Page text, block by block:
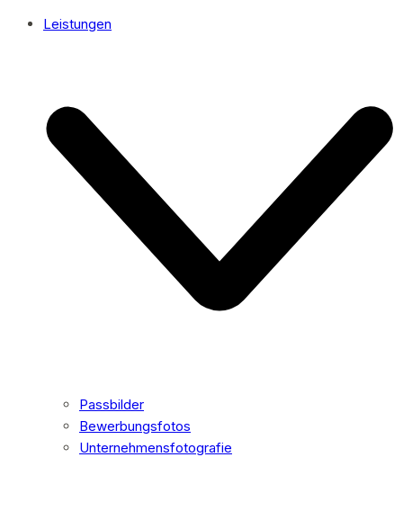
Leistungen
Passbilder
Bewerbungsfotos
Unternehmensfotografie